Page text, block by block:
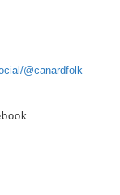
@canardfolk